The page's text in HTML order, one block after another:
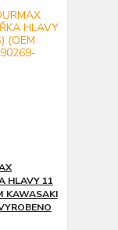
HLAVY 11
KAWASAKI